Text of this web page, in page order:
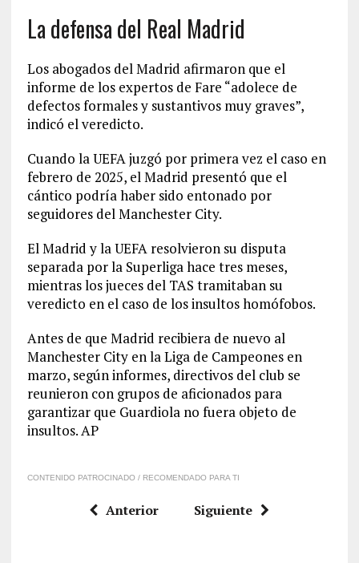
La defensa del Real Madrid
Los abogados del Madrid afirmaron que el
informe de los expertos de Fare “adolece de
defectos formales y sustantivos muy graves”,
indicó el veredicto.
Cuando la UEFA juzgó por primera vez el caso en
febrero de 2025, el Madrid presentó que el
cántico podría haber sido entonado por
seguidores del Manchester City.
El Madrid y la UEFA resolvieron su disputa
separada por la Superliga hace tres meses,
mientras los jueces del TAS tramitaban su
veredicto en el caso de los insultos homófobos.
Antes de que Madrid recibiera de nuevo al
Manchester City en la Liga de Campeones en
marzo, según informes, directivos del club se
reunieron con grupos de aficionados para
garantizar que Guardiola no fuera objeto de
insultos. AP
CONTENIDO PATROCINADO / RECOMENDADO PARA TI
Anterior Siguiente